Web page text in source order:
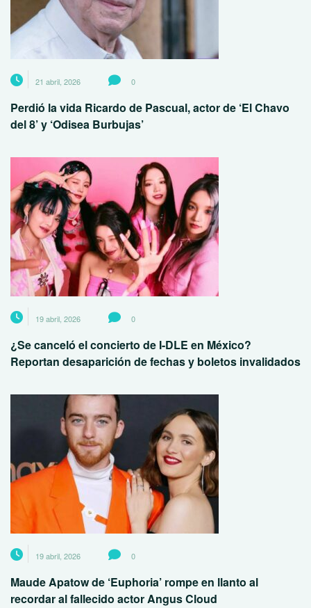
21 abril, 2026 0
Perdió la vida Ricardo de Pascual, actor de ‘El Chavo
del 8’ y ‘Odisea Burbujas’
19 abril, 2026 0
¿Se canceló el concierto de I-DLE en México?
Reportan desaparición de fechas y boletos invalidados
19 abril, 2026 0
Maude Apatow de ‘Euphoria’ rompe en llanto al
recordar al fallecido actor Angus Cloud